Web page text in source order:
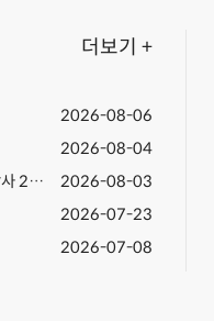
더보기 +
2026-08-06
2026-08-04
[과정 안내] 8월 추천과정 소개(직업상담사 2급,전산회계)
2026-08-03
2026-07-23
2026-07-08